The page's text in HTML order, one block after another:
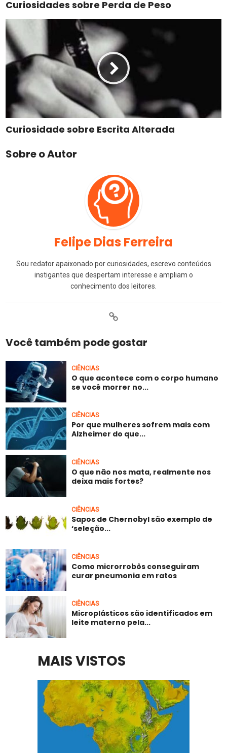
Curiosidades sobre Perda de Peso
Curiosidade sobre Escrita Alterada
Sobre o Autor
Felipe Dias Ferreira
Sou redator apaixonado por curiosidades, escrevo conteúdos
instigantes que despertam interesse e ampliam o
conhecimento dos leitores.
Você também pode gostar
CIÊNCIAS
O que acontece com o corpo humano
se você morrer no...
CIÊNCIAS
Por que mulheres sofrem mais com
Alzheimer do que...
CIÊNCIAS
O que não nos mata, realmente nos
deixa mais fortes?
CIÊNCIAS
Sapos de Chernobyl são exemplo de
‘seleção...
CIÊNCIAS
Como microrrobôs conseguiram
curar pneumonia em ratos
CIÊNCIAS
Microplásticos são identificados em
leite materno pela...
MAIS VISTOS